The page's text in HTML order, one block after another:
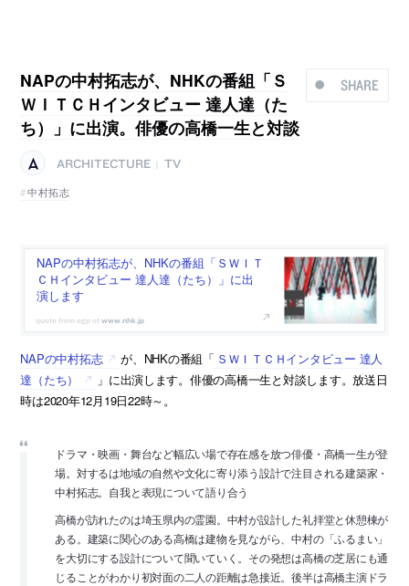
SHARE
NAPの中村拓志が、NHKの番組「Ｓ
ＷＩＴＣＨインタビュー 達人達（た
ち）」に出演。俳優の高橋一生と対談
ARCHITECTURE
TV
中村拓志
NAPの中村拓志が、NHKの番組「ＳＷＩＴ
ＣＨインタビュー 達人達（たち）」に出
演します
www.nhk.jp
NAPの中村拓志 が、NHKの番組「 ＳＷＩＴＣＨインタビュー 達人
達（たち）
」に出演します。俳優の高橋一生と対談します。放送日
時は2020年12月19日22時～。
ドラマ・映画・舞台など幅広い場で存在感を放つ俳優・高橋一生が登
場。対するは地域の自然や文化に寄り添う設計で注目される建築家・
中村拓志。自我と表現について語り合う
高橋が訪れたのは埼玉県内の霊園。中村が設計した礼拝堂と休憩棟が
ある。建築に関心のある高橋は建物を見ながら、中村の「ふるまい」
を大切にする設計について聞いていく。その発想は高橋の芝居にも通
じることがわかり初対面の二人の距離は急接近。後半は高橋主演ドラ